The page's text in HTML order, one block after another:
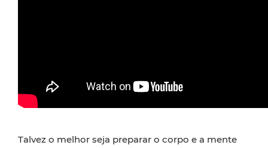
Talvez o melhor seja preparar o corpo e a mente